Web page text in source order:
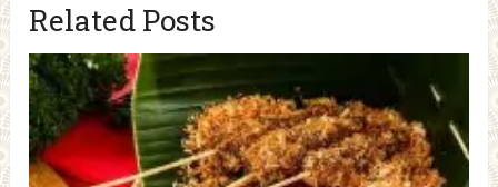
Related Posts